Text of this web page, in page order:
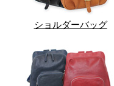
ショルダーバッグ